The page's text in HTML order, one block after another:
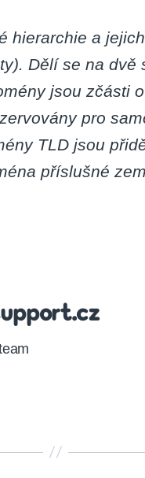
hierarchie a
Dělí se na dvě
jsou zčásti
pro
TLD jsou
příslušné